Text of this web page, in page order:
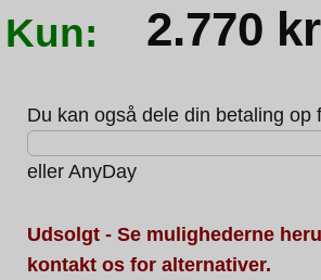
Kun: 2.770
Du kan også dele din betaling op
eller AnyDay
Udsolgt - Se mulighederne
kontakt os for alternativer.